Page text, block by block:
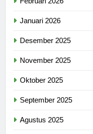
Januari 2026
Desember 2025
November 2025
Oktober 2025
September 2025
Agustus 2025